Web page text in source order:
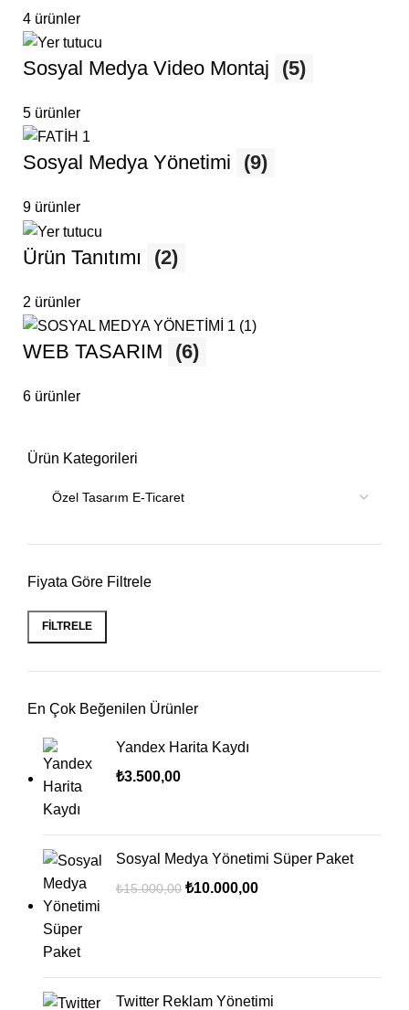
4 ürünler
Sosyal Medya Video Montaj (5)
5 ürünler
Sosyal Medya Yönetimi (9)
9 ürünler
Ürün Tanıtımı (2)
2 ürünler
WEB TASARIM (6)
6 ürünler
Ürün Kategorileri
Fiyata Göre Filtrele
FILTRELE
En Çok Beğenilen Ürünler
Yandex Harita Kaydı
₺3.500,00
Sosyal Medya Yönetimi Süper Paket
₺15.000,00 ₺10.000,00
Twitter Reklam Yönetimi